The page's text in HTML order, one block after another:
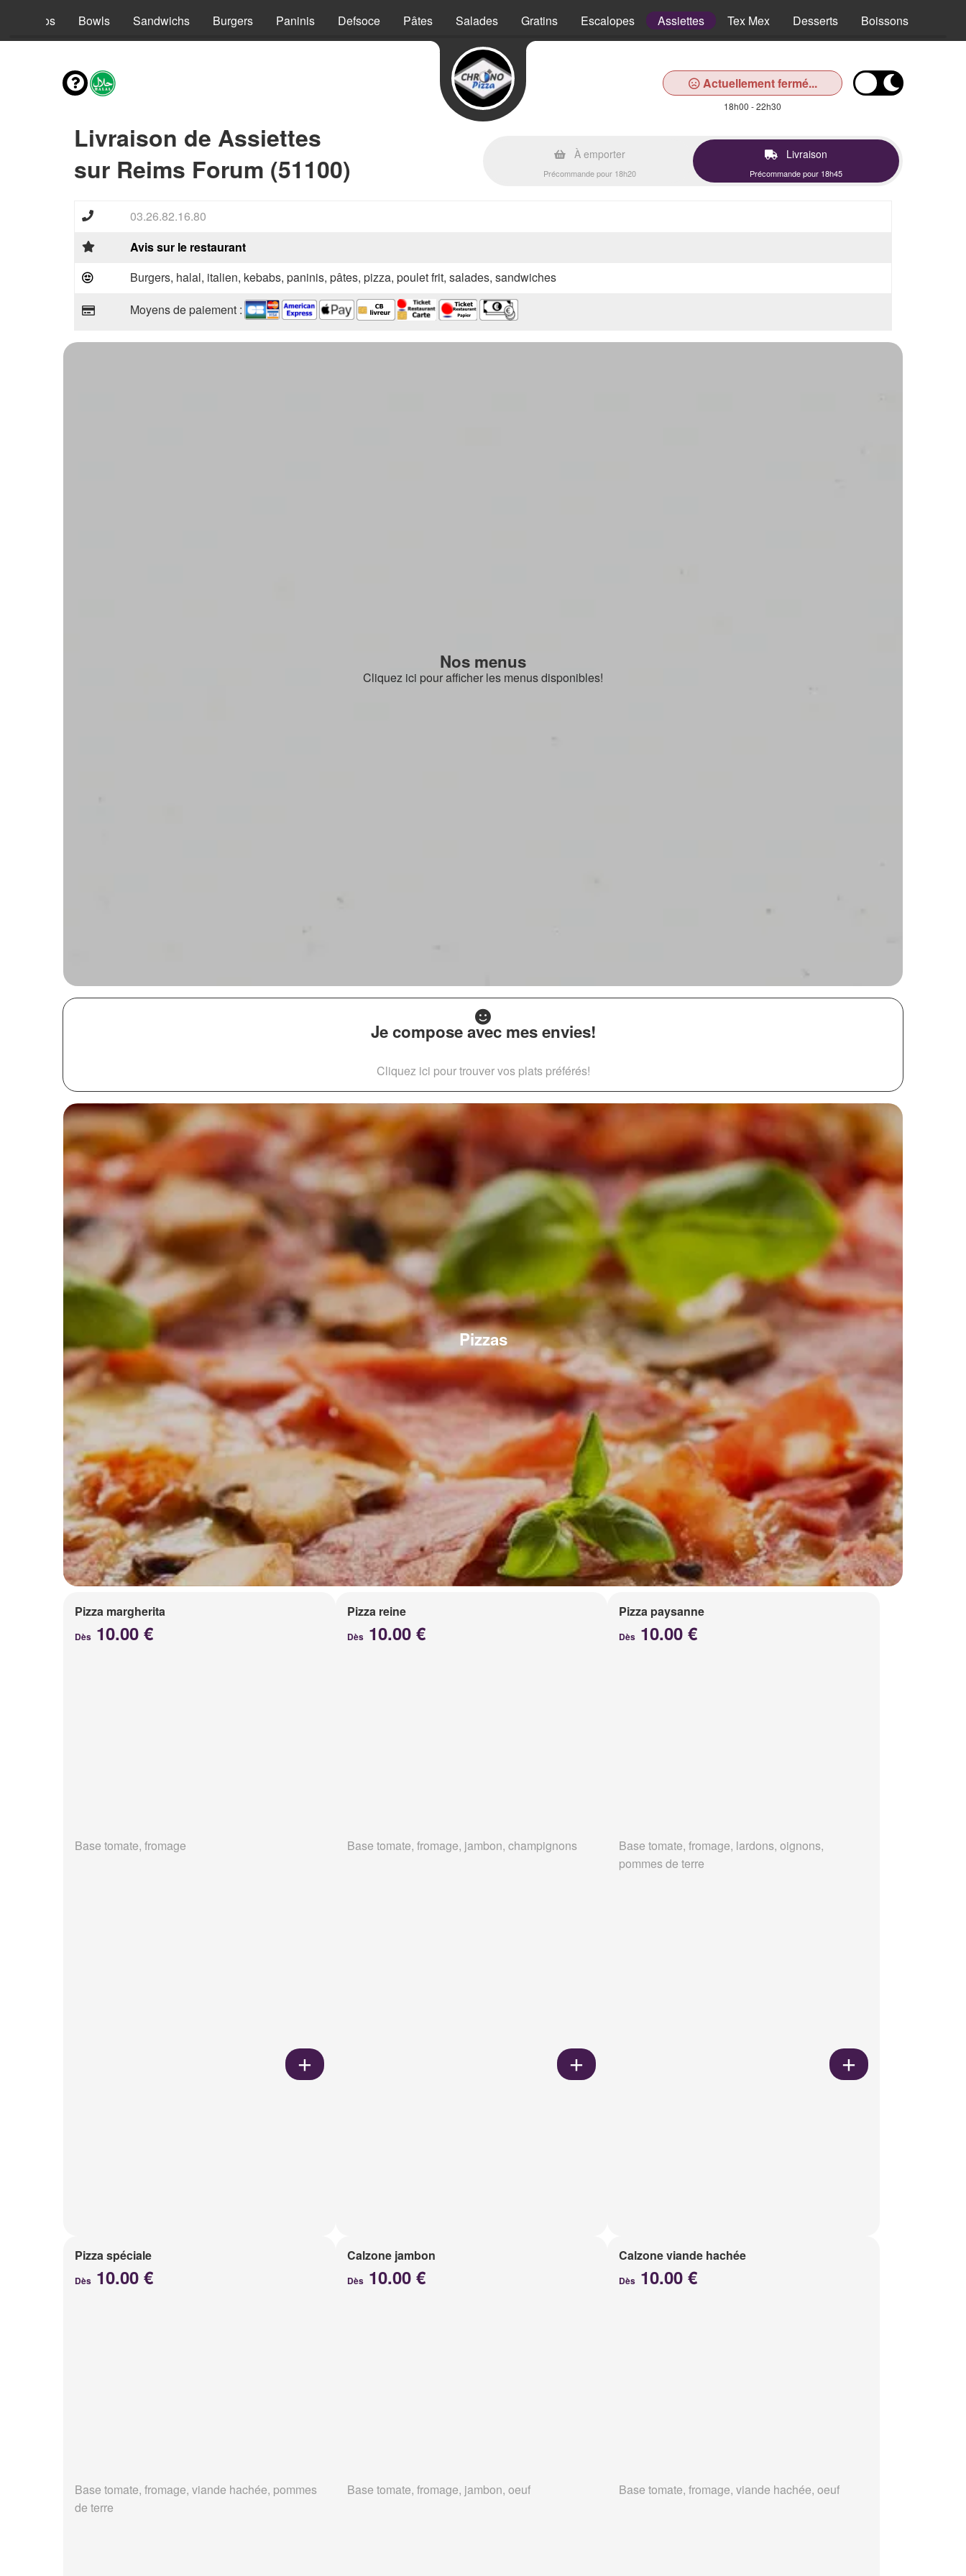
Tacos Bowls Sandwichs Burgers Paninis Defsoce Pâtes Salades Gratins Escalopes Assiettes Tex Mex Desserts Boissons
Actuellement fermé...
18h00 - 22h30
Livraison de Assiettes
sur Reims Forum (51100)
À emporter
Précommande pour 18h20
Livraison
Précommande pour 18h45
03.26.82.16.80
Avis sur le restaurant
Burgers, halal, italien, kebabs, paninis, pâtes, pizza, poulet frit, salades, sandwiches
Moyens de paiement :
Nos menus
Cliquez ici pour afficher les menus disponibles!
Je compose avec mes envies!
Cliquez ici pour trouver vos plats préférés!
Pizzas
Pizza margherita
Dès 10.00 €
Base tomate, fromage
Pizza reine
Dès10.00 €
Base tomate, fromage, jambon, champignons
Pizza paysanne
Dès 10.00 €
Base tomate, fromage, lardons, oignons,
pommes de terre
Pizza spéciale
Dès 10.00 €
Base tomate, fromage, viande hachée, pommes
de terre
Calzone jambon
Dès10.00 €
Base tomate, fromage, jambon, oeuf
Calzone viande hachée
Dès 10.00 €
Base tomate, fromage, viande hachée, oeuf